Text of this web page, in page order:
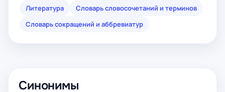
Литература
Словарь словосочетаний и терминов
Словарь сокращений и аббревиатур
Синонимы